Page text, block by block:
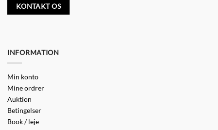
KONTAKT OS
INFORMATION
Min konto
Mine ordrer
Auktion
Betingelser
Book / leje